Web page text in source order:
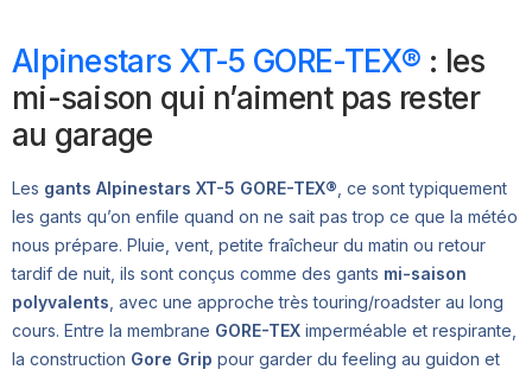
Alpinestars XT-5 GORE-TEX® : les
mi-saison qui n’aiment pas rester
au garage
Les gants Alpinestars XT-5 GORE-TEX® , ce sont typiquement
les gants qu’on enfile quand on ne sait pas trop ce que la météo
nous prépare. Pluie, vent, petite fraîcheur du matin ou retour
tardif de nuit, ils sont conçus comme des gants mi-saison
polyvalents , avec une approche très touring/roadster au long
cours. Entre la membrane GORE-TEX imperméable et respirante,
la construction Gore Grip pour garder du feeling au guidon et